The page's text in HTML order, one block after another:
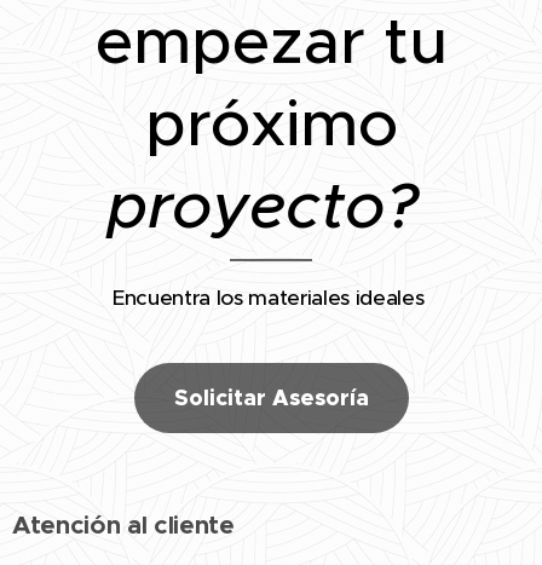
empezar tu
próximo
proyecto?
Encuentra los materiales ideales
Solicitar Asesoría
Atención al cliente